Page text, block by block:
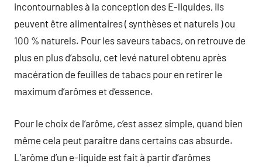
incontournables à la conception des E-liquides, ils
peuvent être alimentaires ( synthèses et naturels ) ou
100 % naturels. Pour les saveurs tabacs, on retrouve de
plus en plus d’absolu, cet levé naturel obtenu après
macération de feuilles de tabacs pour en retirer le
maximum d’arômes et d’essence.
Pour le choix de l’arôme, c’est assez simple, quand bien
même cela peut paraitre dans certains cas absurde.
L’arôme d’un e-liquide est fait à partir d’arômes